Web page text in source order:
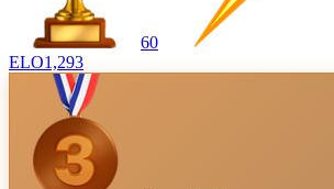
60
ELO1,293